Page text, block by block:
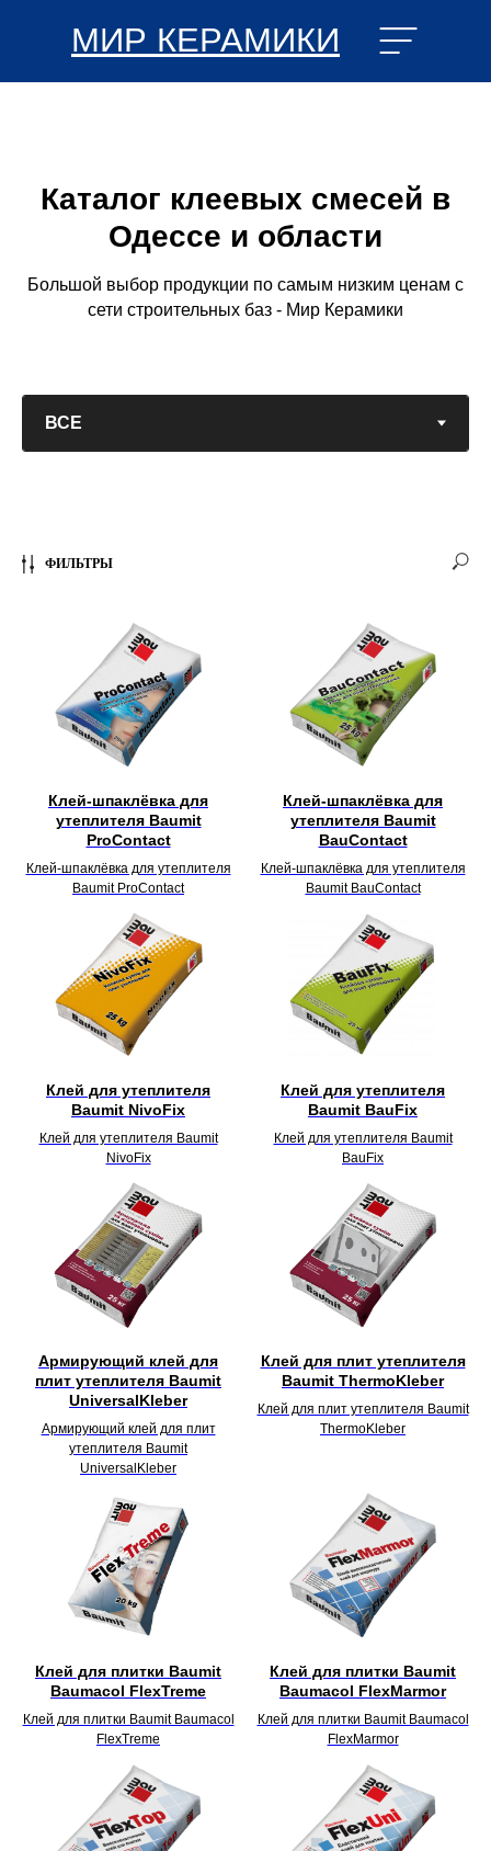
МИР КЕРАМИКИ
Каталог клеевых смесей в
Одессе и области
Большой выбор продукции по самым низким ценам с
сети строительных баз - Мир Керамики
ФИЛЬТРЫ
Клей-шпаклёвка для
утеплителя Baumit
ProContact
Клей-шпаклёвка для утеплителя
Baumit ProContact
Клей-шпаклёвка для
утеплителя Baumit
BauContact
Клей-шпаклёвка для утеплителя
Baumit BauContact
Клей для утеплителя
Baumit NivoFix
Клей для утеплителя Baumit
NivoFix
Клей для утеплителя
Baumit BauFix
Клей для утеплителя Baumit
BauFix
Армирующий клей для
плит утеплителя Baumit
UniversalKleber
Армирующий клей для плит
утеплителя Baumit
UniversalKleber
Клей для плит утеплителя
Baumit ThermoKleber
Клей для плит утеплителя Baumit
ThermoKleber
Клей для плитки Baumit
Baumacol FlexTreme
Клей для плитки Baumit Baumacol
FlexTreme
Клей для плитки Baumit
Baumacol FlexMarmor
Клей для плитки Baumit Baumacol
FlexMarmor